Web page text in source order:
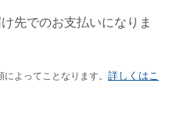
先でのお支払いになりま
よってことなります。 詳しくはこ